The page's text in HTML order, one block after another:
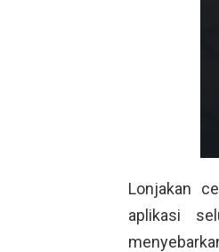
Lonjakan
aplikasi